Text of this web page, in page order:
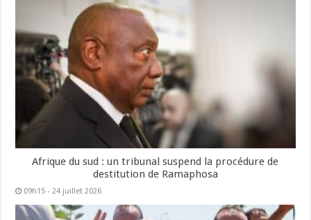
Afrique du sud : un tribunal suspend la procédure de
destitution de Ramaphosa
09h15 - 24 juillet 2026